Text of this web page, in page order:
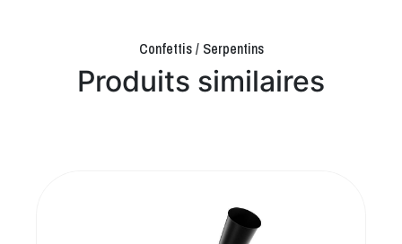
Confettis / Serpentins
Produits similaires